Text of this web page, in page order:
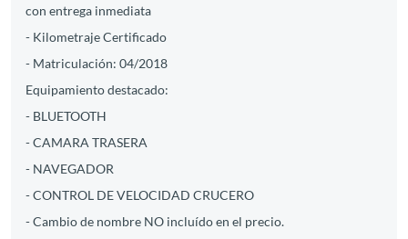
con entrega inmediata
- Kilometraje Certificado
- Matriculación: 04/2018
Equipamiento destacado:
- BLUETOOTH
- CAMARA TRASERA
- NAVEGADOR
- CONTROL DE VELOCIDAD CRUCERO
- Cambio de nombre NO incluído en el precio.